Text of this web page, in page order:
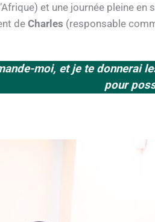
et une journée pleine
deCharles (responsable
moi, et je te donnerai
pour